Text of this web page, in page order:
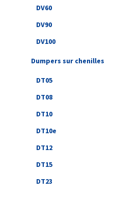
DV60
DV90
DV100
Dumpers sur chenilles
DT05
DT08
DT10
DT10e
DT12
DT15
DT23